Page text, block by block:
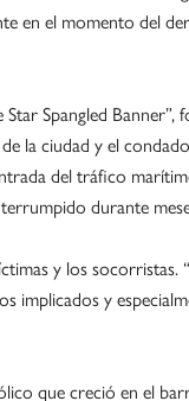
en el momento del
Spangled
la ciudad y el
del tráfico
durante
y los socorristas.
implicados y
que creció en el